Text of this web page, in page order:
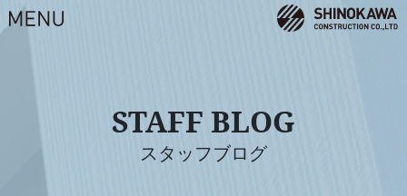
STAFF BLOG
スタッフブログ